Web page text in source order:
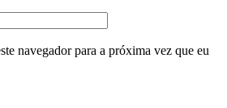
navegador para a próxima vez que eu